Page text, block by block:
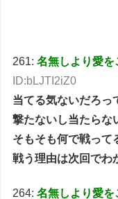
261:名無しより愛を
ID:bLJTI2iZ0
当てる気ないだろっ
撃たないし当たらな
そもそも何で戦って
戦う理由は次回でわ
264:名無しより愛を